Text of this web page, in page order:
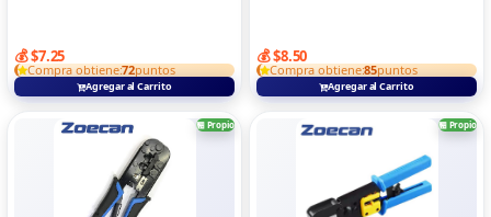
MEMORIA Y LECTOR
Routers Y Switch
💰 $7.25
Compra obtiene:72puntos
Agregar al Carrito
💰 $8.50
Compra obtiene:85puntos
Agregar al Carrito
🏪 Propio 🏪 Propio